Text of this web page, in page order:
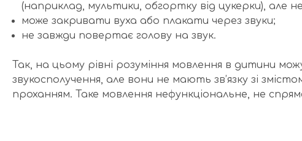
(наприклад, мультики, обгортку від цукерки), але
може закривати вуха або плакати через звуки;
не завжди повертає голову на звук.
Так, на цьому рівні розуміння мовлення в дитини
звукосполучення, але вони не мають зв’язку зі
проханням. Таке мовлення нефункціональне, не